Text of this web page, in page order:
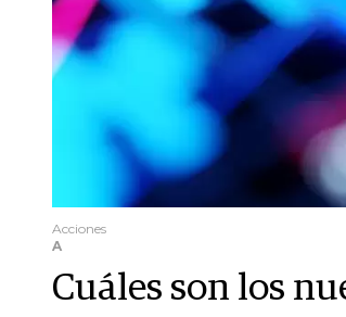
Acciones
A
Cuáles son los